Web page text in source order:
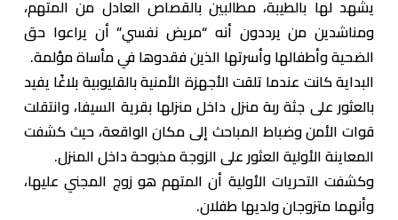
يشهد لها بالطيبة، مطالبين بالقصاص العادل من المتهم،
ومناشدين من يرددون أنه “مريض نفسي” أن يراعوا حق
الضحية وأطفالها وأسرتها الذين فقدوها في مأساة مؤلمة.
البداية كانت عندما تلقت الأجهزة الأمنية بالقليوبية بلاغًا يفيد
بالعثور على جثة ربة منزل داخل منزلها بقرية السيفا، وانتقلت
قوات الأمن وضباط المباحث إلى مكان الواقعة، حيث كشفت
المعاينة الأولية العثور على الزوجة مذبوحة داخل المنزل.
وكشفت التحريات الأولية أن المتهم هو زوج المجني عليها،
وأنهما متزوجان ولديها طفلان.